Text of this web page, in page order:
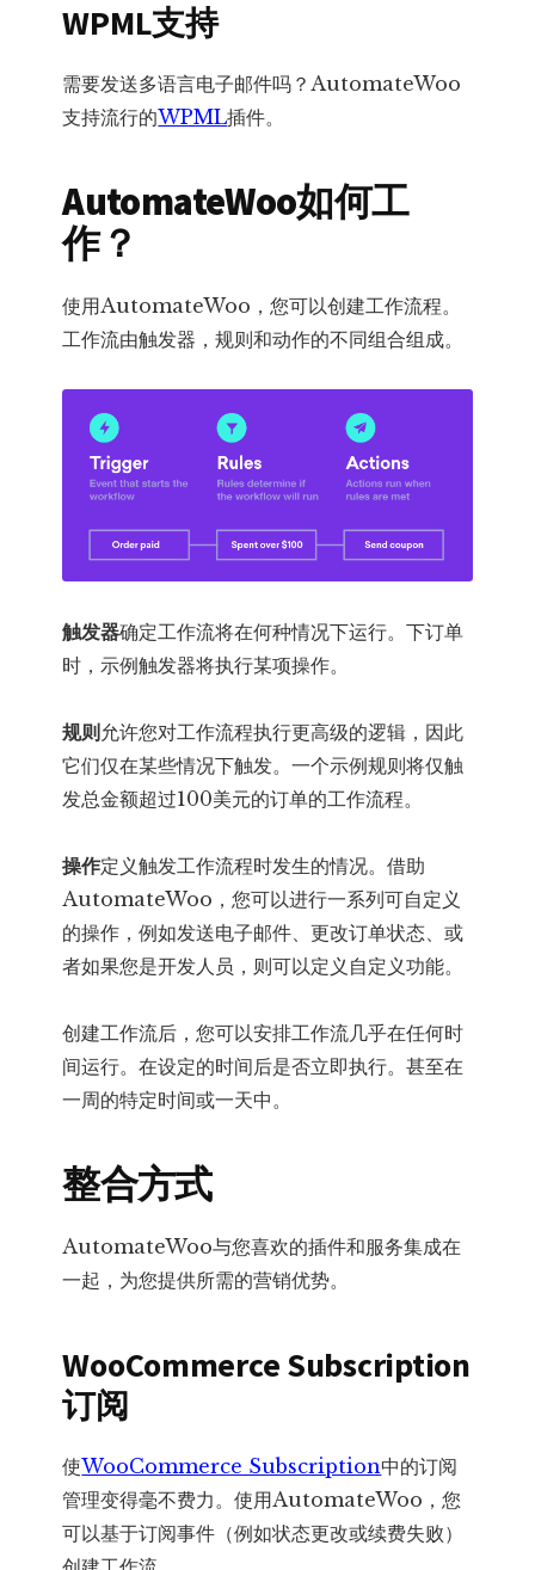
WPML支持
需要发送多语言电子邮件吗？AutomateWoo
支持流行的WPML插件。
AutomateWoo如何工
作？
使用AutomateWoo，您可以创建工作流程。
工作流由触发器，规则和动作的不同组合组成。
触发器确定工作流将在何种情况下运行。下订单
时，示例触发器将执行某项操作。
规则允许您对工作流程执行更高级的逻辑，因此
它们仅在某些情况下触发。一个示例规则将仅触
发总金额超过100美元的订单的工作流程。
操作定义触发工作流程时发生的情况。借助
AutomateWoo，您可以进行一系列可自定义
的操作，例如发送电子邮件、更改订单状态、或
者如果您是开发人员，则可以定义自定义功能。
创建工作流后，您可以安排工作流几乎在任何时
间运行。在设定的时间后是否立即执行。甚至在
一周的特定时间或一天中。
整合方式
AutomateWoo与您喜欢的插件和服务集成在
一起，为您提供所需的营销优势。
WooCommerce Subscription
订阅
使WooCommerce Subscription中的订阅
管理变得毫不费力。使用AutomateWoo，您
可以基于订阅事件（例如状态更改或续费失败）